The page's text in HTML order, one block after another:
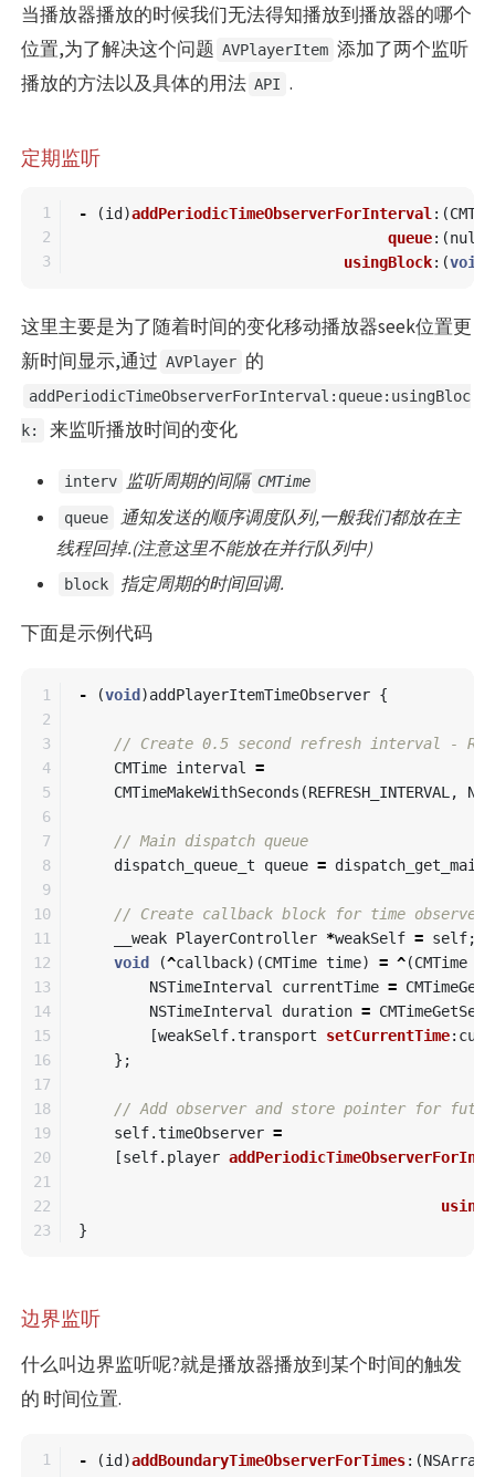
当播放器播放的时候我们无法得知播放到播放器的哪个
位置,为了解决这个问题 AVPlayerItem 添加了两个监听
播放的方法以及具体的用法 API .
定期监听
1
2
- (id )addPeriodicTimeObserverForInterval :(
queue:(
usingBlock:(void
这里主要是为了随着时间的变化移动播放器seek位置更
新时间显示,通过 AVPlayer 的
addPeriodicTimeObserverForInterval:queue:usingBloc
k:
来监听播放时间的变化
interv 监听周期的间隔 CMTime
queue
通知发送的顺序调度队列,一般我们都放在主
线程回掉.(注意这里不能放在并行队列中)
block 指定周期的时间回调.
下面是示例代码
1
2
3
4
5
6
7
8
9
10
11
12
13
14
15
16
17
18
19
20
21
22
- (void )addPlayerItemTimeObserver {
// Create 0.5 second refresh interval -
CMTime interval =
CMTimeMakeWithSeconds (REFRESH_INTERVAL,
// Main dispatch queue
dispatch_queue_t
queue =
// Create callback block for time observer
__weak PlayerController *weakSelf = self;
void
(^callback)(CMTime time) = ^(CMTime
NSTimeInterval
currentTime =
NSTimeInterval
duration =
[weakSelf.transport setCurrentTime:
};
// Add observer and store pointer for
self.timeObserver =
[self. player
}
边界监听
什么叫边界监听呢?就是播放器播放到某个时间的触发
的 时间位置.
1
- (id )addBoundaryTimeObserverForTimes:(NSArray